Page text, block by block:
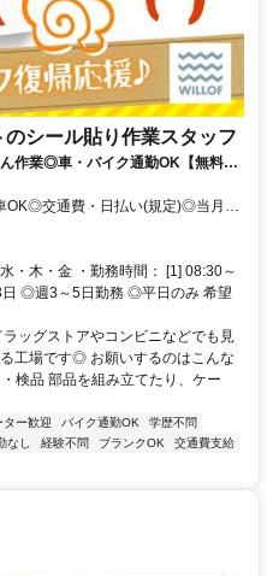
シール貼り作業スタッフ
作業◎車・バイク通勤OK【無料駐
OK◎交通費・日払い(規定)◎当月
・木・金 ・勤務時間： [1] 08:30～
日 ◎週3～5日勤務 ◎平日のみ 希望
ッグストアやコンビニなどでも見
工場です◎ お願いするのはこんな
検品 部品を組み立てたり、ケー
ター歓迎 バイク通勤OK
学歴不問
なし 経験不問 ブランクOK
交通費支給